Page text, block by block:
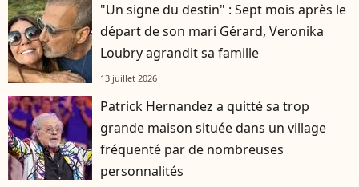
"Un signe du destin" : Sept mois après le
départ de son mari Gérard, Veronika
Loubry agrandit sa famille
13 juillet 2026
Patrick Hernandez a quitté sa trop
grande maison située dans un village
fréquenté par de nombreuses
personnalités